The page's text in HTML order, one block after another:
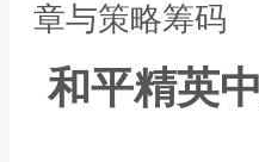
章与策略筹码
和平精英